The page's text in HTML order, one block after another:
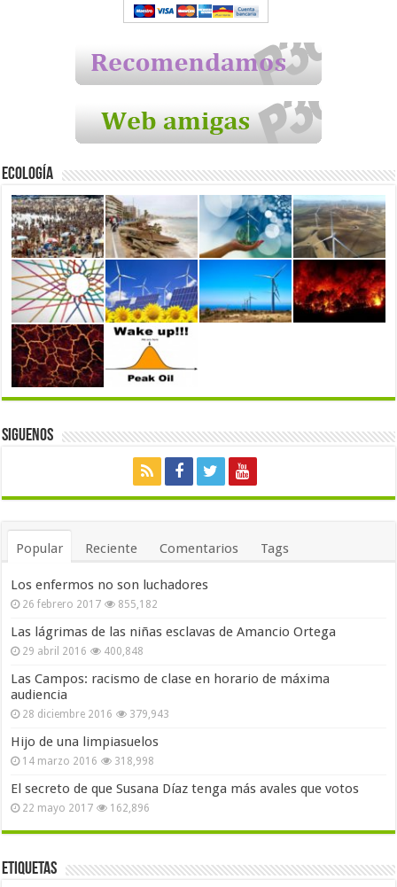
Ecología
Siguenos
Popular Reciente Comentarios Tags
Los enfermos no son luchadores
26 febrero 2017 855,182
Las lágrimas de las niñas esclavas de Amancio Ortega
29 abril 2016 400,848
Las Campos: racismo de clase en horario de máxima
audiencia
28 diciembre 2016 379,943
Hijo de una limpiasuelos
14 marzo 2016 318,998
El secreto de que Susana Díaz tenga más avales que votos
22 mayo 2017 162,896
Etiquetas